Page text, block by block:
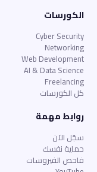
الكورسات
Cyber Security
Networking
Web Development
AI & Data Science
Freelancing
كل الكورسات
روابط مهمة
سجّل الآن
حماية نفسك
فاحص الفيروسات